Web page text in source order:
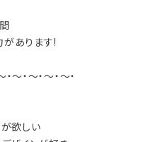
あります!
・～・～・～・～・
欲しい